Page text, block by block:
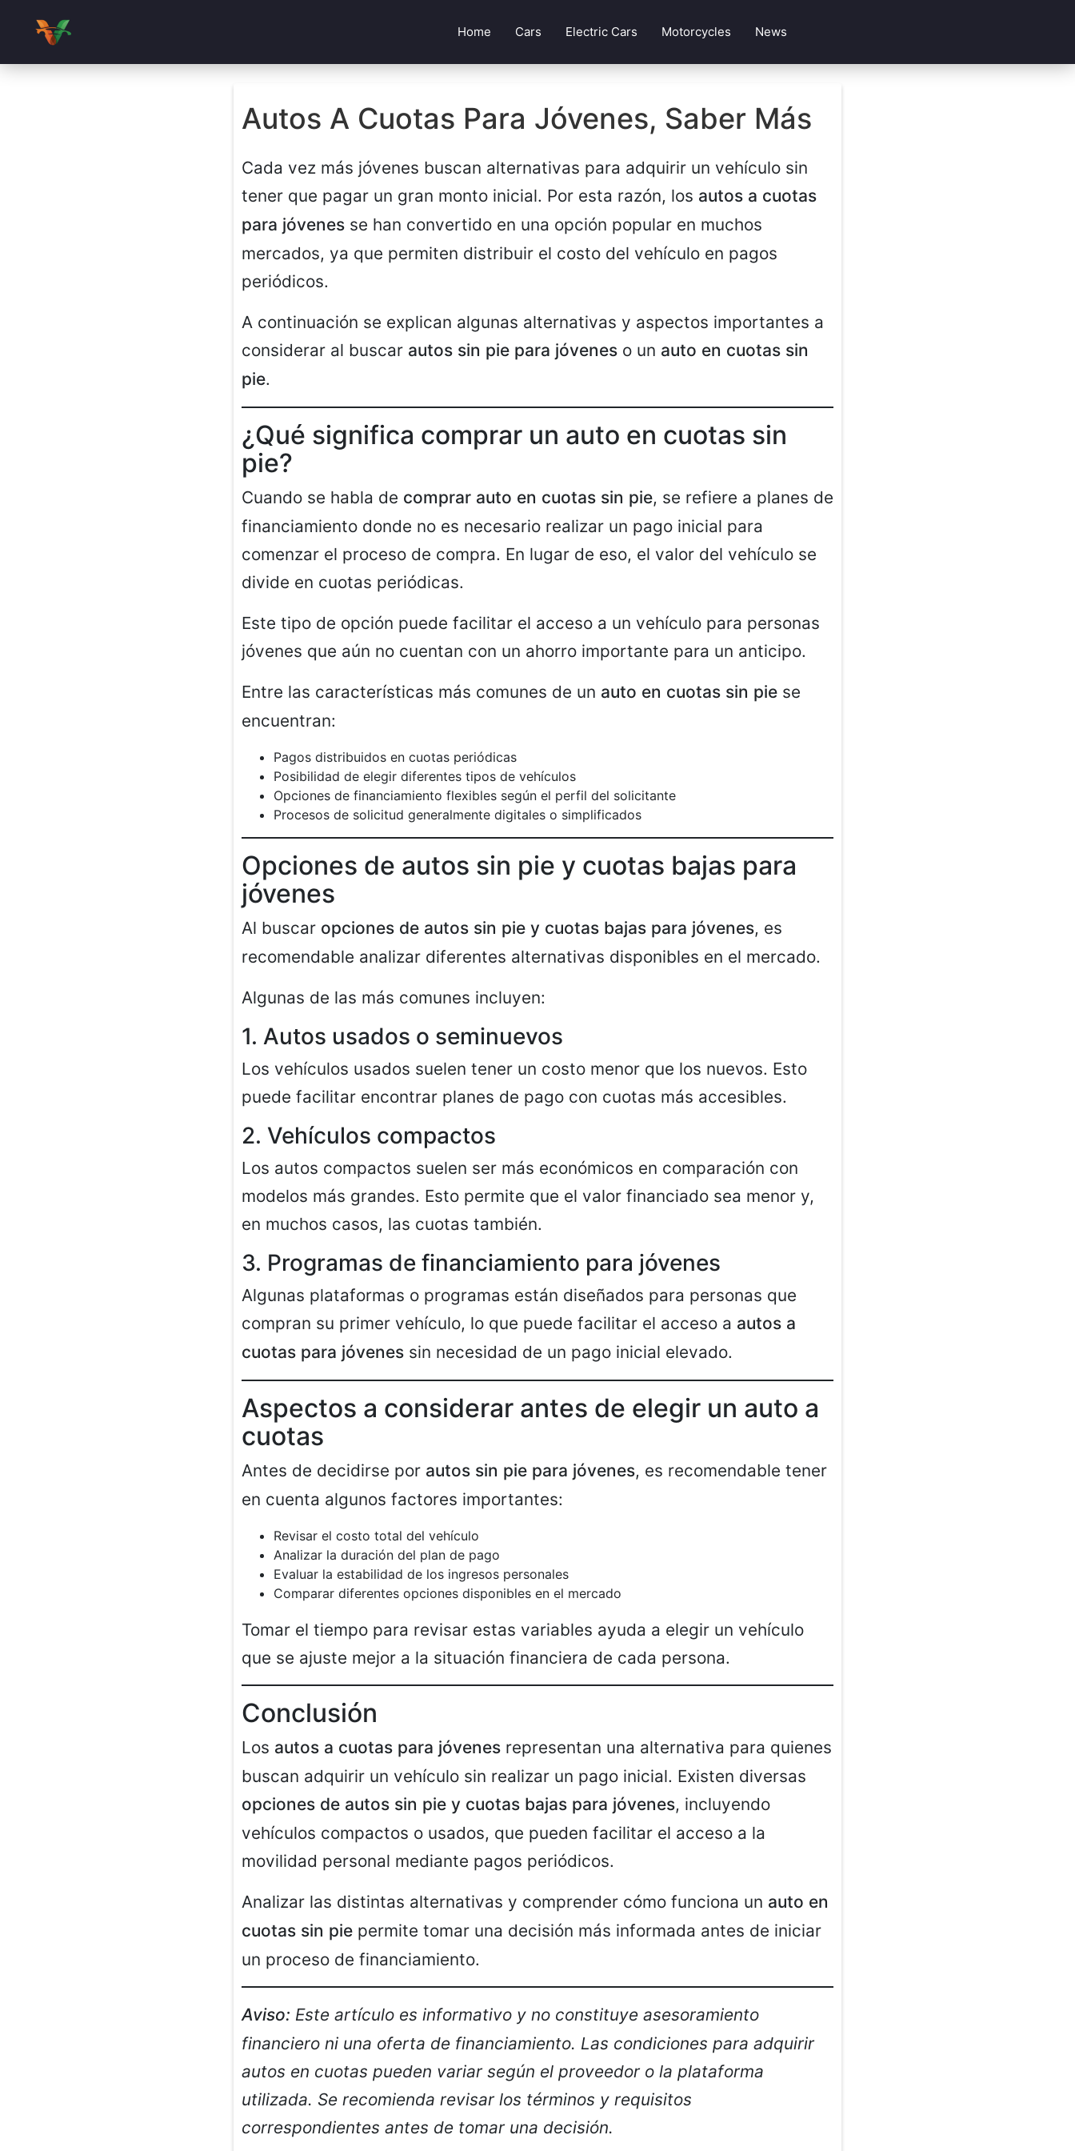
Home Cars Electric Cars Motorcycles News
Autos A Cuotas Para Jóvenes, Saber Más
Cada vez más jóvenes buscan alternativas para adquirir un vehículo sin
tener que pagar un gran monto inicial. Por esta razón, los autos a cuotas
para jóvenes se han convertido en una opción popular en muchos
mercados, ya que permiten distribuir el costo del vehículo en pagos
periódicos.
A continuación se explican algunas alternativas y aspectos importantes a
considerar al buscar autos sin pie para jóvenes o un auto en cuotas sin
pie.
¿Qué significa comprar un auto en cuotas sin
pie?
Cuando se habla de comprar auto en cuotas sin pie, se refiere a planes de
financiamiento donde no es necesario realizar un pago inicial para
comenzar el proceso de compra. En lugar de eso, el valor del vehículo se
divide en cuotas periódicas.
Este tipo de opción puede facilitar el acceso a un vehículo para personas
jóvenes que aún no cuentan con un ahorro importante para un anticipo.
Entre las características más comunes de un auto en cuotas sin pie se
encuentran:
Pagos distribuidos en cuotas periódicas
Posibilidad de elegir diferentes tipos de vehículos
Opciones de financiamiento flexibles según el perfil del solicitante
Procesos de solicitud generalmente digitales o simplificados
Opciones de autos sin pie y cuotas bajas para
jóvenes
Al buscar opciones de autos sin pie y cuotas bajas para jóvenes, es
recomendable analizar diferentes alternativas disponibles en el mercado.
Algunas de las más comunes incluyen:
1. Autos usados o seminuevos
Los vehículos usados suelen tener un costo menor que los nuevos. Esto
puede facilitar encontrar planes de pago con cuotas más accesibles.
2. Vehículos compactos
Los autos compactos suelen ser más económicos en comparación con
modelos más grandes. Esto permite que el valor financiado sea menor y,
en muchos casos, las cuotas también.
3. Programas de financiamiento para jóvenes
Algunas plataformas o programas están diseñados para personas que
compran su primer vehículo, lo que puede facilitar el acceso a autos a
cuotas para jóvenes sin necesidad de un pago inicial elevado.
Aspectos a considerar antes de elegir un auto a
cuotas
Antes de decidirse por autos sin pie para jóvenes, es recomendable tener
en cuenta algunos factores importantes:
Revisar el costo total del vehículo
Analizar la duración del plan de pago
Evaluar la estabilidad de los ingresos personales
Comparar diferentes opciones disponibles en el mercado
Tomar el tiempo para revisar estas variables ayuda a elegir un vehículo
que se ajuste mejor a la situación financiera de cada persona.
Conclusión
Los autos a cuotas para jóvenes representan una alternativa para quienes
buscan adquirir un vehículo sin realizar un pago inicial. Existen diversas
opciones de autos sin pie y cuotas bajas para jóvenes, incluyendo
vehículos compactos o usados, que pueden facilitar el acceso a la
movilidad personal mediante pagos periódicos.
Analizar las distintas alternativas y comprender cómo funciona un auto en
cuotas sin pie permite tomar una decisión más informada antes de iniciar
un proceso de financiamiento.
Aviso: Este artículo es informativo y no constituye asesoramiento
financiero ni una oferta de financiamiento. Las condiciones para adquirir
autos en cuotas pueden variar según el proveedor o la plataforma
utilizada. Se recomienda revisar los términos y requisitos
correspondientes antes de tomar una decisión.